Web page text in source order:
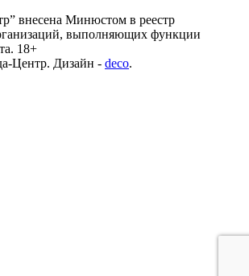
внесена Минюстом в реестр
выполняющих функции
18+
Центр. Дизайн - deco.